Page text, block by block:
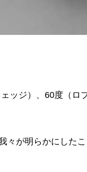
ッジ）、60度（ロ
々が明らかにした